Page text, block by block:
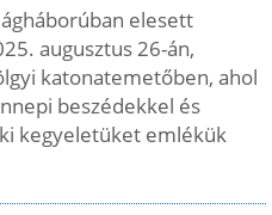
elesett
augusztus 26-án,
katonatemetőben, ahol
beszédekkel és
kegyeletüket emlékük